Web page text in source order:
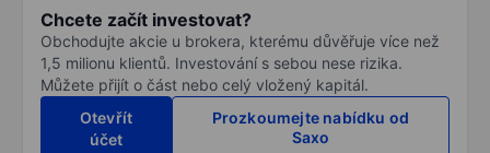
Chcete začít investovat?
Obchodujte akcie u brokera, kterému důvěřuje více než
1,5 milionu klientů. Investování s sebou nese rizika.
Můžete přijít o část nebo celý vložený kapitál.
Otevřít
účet
Prozkoumejte nabídku od
Saxo